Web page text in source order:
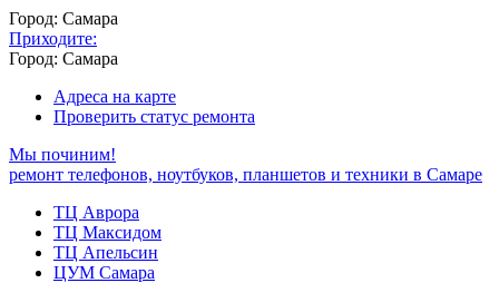
Город: Самара
Приходите:
Город: Самара
Адреса на карте
Проверить статус ремонта
Мы починим!
ремонт телефонов, ноутбуков, планшетов и техники в Самаре
ТЦ Аврора
ТЦ Максидом
ТЦ Апельсин
ЦУМ Самара